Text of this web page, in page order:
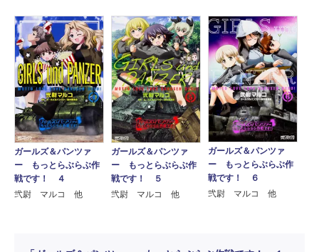
ガールズ＆パンツァ
ー もっとらぶらぶ作
戦です！ ４
弐尉 マルコ 他
ガールズ＆パンツァ
ー もっとらぶらぶ作
戦です！ ５
弐尉 マルコ 他
ガールズ＆パンツァ
ー もっとらぶらぶ作
戦です！ ６
弐尉 マルコ 他